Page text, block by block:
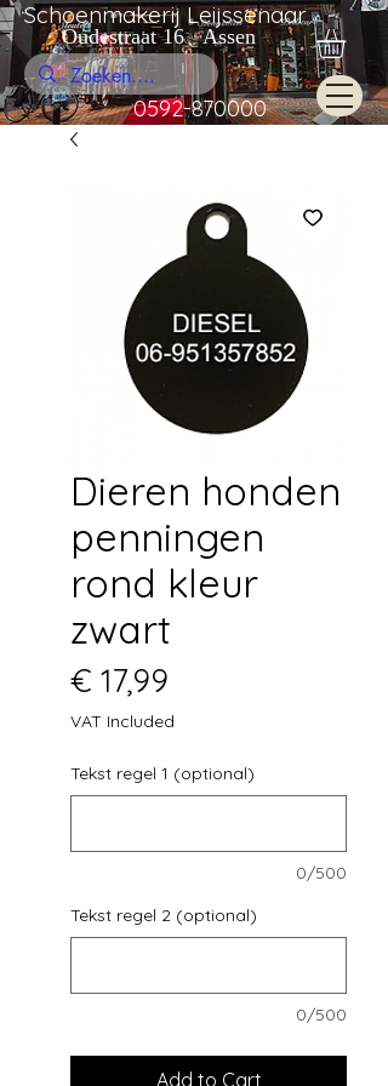
Schoenmakerij Leijssenaar
Oudestraat 16 Assen
0592-870000
Dieren honden
penningen
rond kleur
zwart
€ 17,99
VAT Included
Tekst regel 1 (optional)
0/500
Tekst regel 2 (optional)
0/500
Add to Cart